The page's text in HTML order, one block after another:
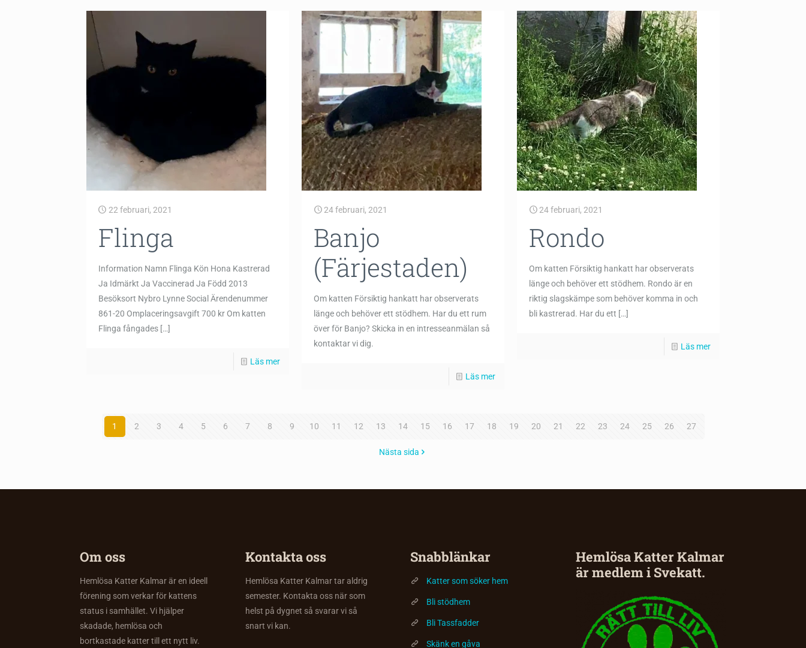
22 februari, 2021
Flinga
Information Namn Flinga Kön Hona Kastrerad
Ja Idmärkt Ja Vaccinerad Ja Född 2013
Besöksort Nybro Lynne Social Ärendenummer
861-20 Omplaceringsavgift 700 kr Om katten
Flinga fångades[…]
Läs mer
24 februari, 2021
Banjo
(Färjestaden)
Om katten Försiktig hankatt har observerats
länge och behöver ett stödhem. Har du ett rum
över för Banjo? Skicka in en intresseanmälan så
kontaktar vi dig.
Läs mer
24 februari, 2021
Rondo
Om katten Försiktig hankatt har observerats
länge och behöver ett stödhem. Rondo är en
riktig slagskämpe som behöver komma in och
bli kastrerad. Har du ett […]
Läs mer
1 2 3 4 5 6 7 8 9 10 11 12 13 14 15 16 17 18 19 20 21 22 23 24 25 26 27
Nästa sida
Om oss
Hemlösa Katter Kalmar är en ideell
förening som verkar för kattens
status i samhället. Vi hjälper
skadade, hemlösa och
bortkastade katter till ett nytt liv.
Kontakta oss
Hemlösa Katter Kalmar tar aldrig
semester. Kontakta oss när som
helst på dygnet så svarar vi så
snart vi kan.
Snabblänkar
Katter som söker hem
Bli stödhem
Bli Tassfadder
Skänk en gåva
Hemlösa Katter Kalmar
är medlem i Svekatt.